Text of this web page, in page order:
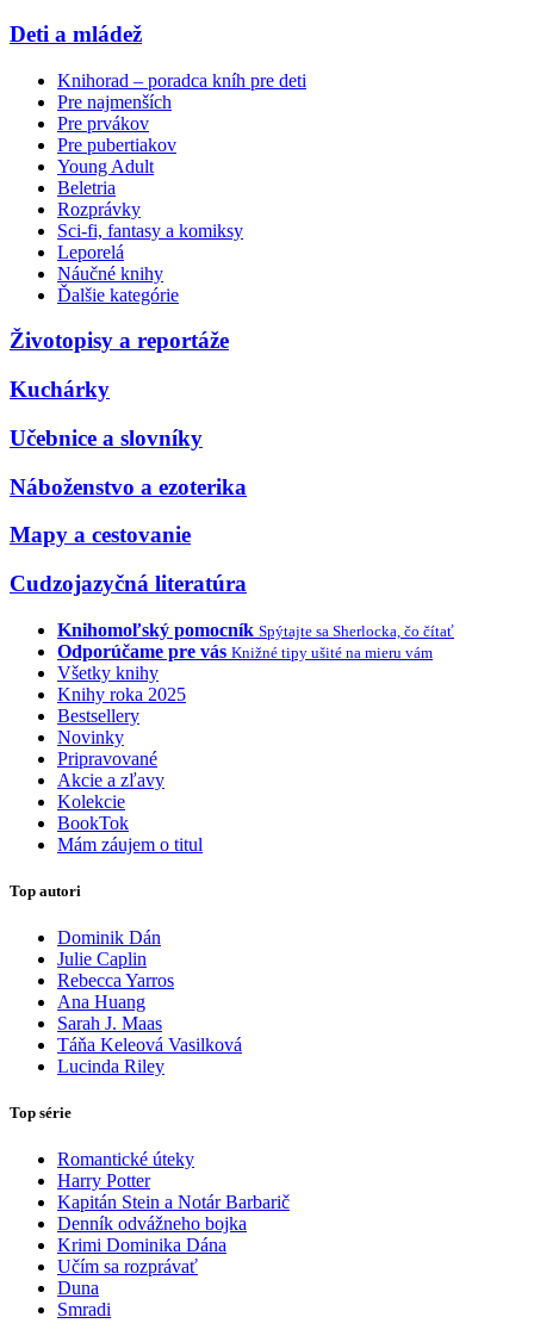
Deti a mládež
Knihorad – poradca kníh pre deti
Pre najmenších
Pre prvákov
Pre pubertiakov
Young Adult
Beletria
Rozprávky
Sci-fi, fantasy a komiksy
Leporelá
Náučné knihy
Ďalšie kategórie
Životopisy a reportáže
Kuchárky
Učebnice a slovníky
Náboženstvo a ezoterika
Mapy a cestovanie
Cudzojazyčná literatúra
Knihomoľský pomocník Spýtajte sa Sherlocka, čo čítať
Odporúčame pre vás Knižné tipy ušité na mieru vám
Všetky knihy
Knihy roka 2025
Bestsellery
Novinky
Pripravované
Akcie a zľavy
Kolekcie
BookTok
Mám záujem o titul
Top autori
Dominik Dán
Julie Caplin
Rebecca Yarros
Ana Huang
Sarah J. Maas
Táňa Keleová Vasilková
Lucinda Riley
Top série
Romantické úteky
Harry Potter
Kapitán Stein a Notár Barbarič
Denník odvážneho bojka
Krimi Dominika Dána
Učím sa rozprávať
Duna
Smradi